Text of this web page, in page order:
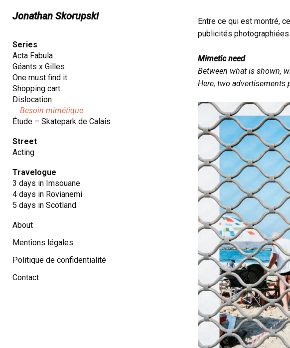
Jonathan Skorupski
Series
Acta Fabula
Géants x Gilles
One must find it
Shopping cart
Dislocation
Besoin mimétique
Étude – Skatepark de Calais
Street
Acting
Travelogue
3 days in Imsouane
4 days in Rovianemi
5 days in Scotland
About
Mentions légales
Politique de confidentialité
Contact
Entre ce qui est montré,
publicités
Mimetic need
Between what is shown,
Here, two